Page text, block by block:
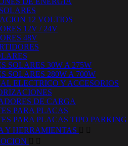
12 VOLTIOS
12V / 24V
48V
SOLARES 30W A 275W
SOLARES 280W A 700W
ELECTRICO Y ACCESORIOS
DE CARGA
PARA PLACAS
PARA PLACAS TIPO PARKING
Y HERRAMIENTAS  
 